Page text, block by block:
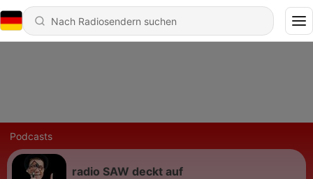
Podcasts
radio SAW deckt auf